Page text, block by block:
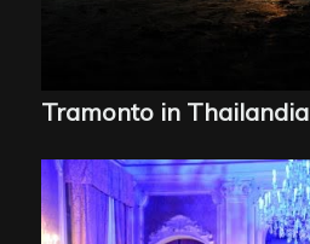
Tramonto in Thailandia